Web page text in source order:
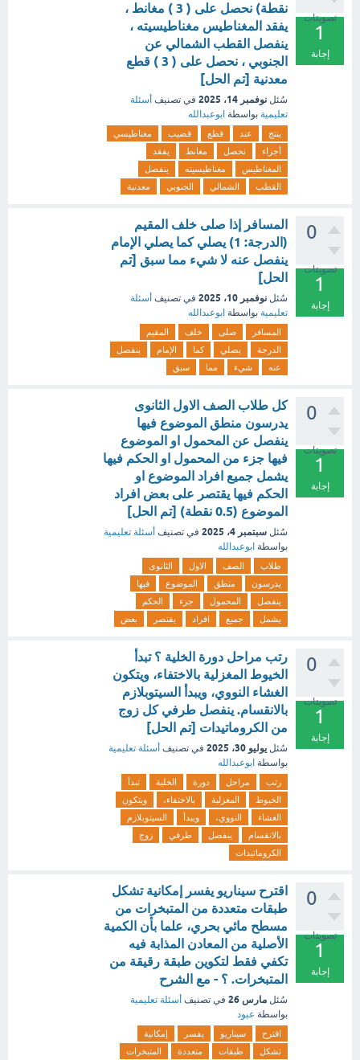
تصويتات
1
إجابة
نقطة) نحصل على ( 3 ) مغانط ،
يفقد المغناطيس مغناطيسيته ،
ينفصل القطب الشمالي عن
الجنوبي ، نحصل على ( 3 ) قطع
معدنية [تم الحل]
سُئل نوفمبر 14، 2025 في تصنيف أسئلة
تعليمية بواسطة ابوعبدالله
ينتج عند قطع قضيب
مغناطيسي
أجزاء
نحصل مغانط
يفقد
المغناطيس
مغناطيسيته
ينفصل
القطب
الشمالي الجنوبي معدنية
0
تصويتات
1
إجابة
المسافر إذا صلى خلف المقيم
(الدرجة: 1) يصلي كما يصلي الإمام
ينفصل عنه لا شيء مما سبق [تم
الحل]
سُئل نوفمبر 10، 2025 في تصنيف أسئلة
تعليمية بواسطة ابوعبدالله
المسافر صلى خلف
المقيم
الدرجة
يصلي كما الإمام
ينفصل
عنه
شيء مما سبق
0
تصويتات
1
إجابة
كل طلاب الصف الاول الثانوى
يدرسون منطق الموضوع فيها
ينفصل عن المحمول او الموضوع
فيها جزء من المحمول او الحكم فيها
يشمل جميع افراد الموضوع او
الحكم فيها يقتصر على بعض افراد
الموضوع (0.5 نقطة) [تم الحل]
سُئل سبتمبر 4، 2025 في تصنيف أسئلة تعليمية
بواسطة ابوعبدالله
طلاب الصف الاول
الثانوى
يدرسون
منطق الموضوع
فيها
ينفصل
المحمول جزء
الحكم
يشمل
جميع افراد يقتصر بعض
0
تصويتات
1
إجابة
رتب مراحل دورة الخلية ؟ تبدأ
الخيوط المغزلية بالاختفاء، ويتكون
الغشاء النووي، ويبدأ السيتوبلازم
بالانقسام. ينفصل طرفي كل زوج
من الكروماتيدات [تم الحل]
سُئل يوليو 30، 2025 في تصنيف أسئلة تعليمية
بواسطة ابوعبدالله
رتب مراحل دورة الخلية
تبدأ
الخيوط
المغزلية بالاختفاء،
ويتكون
الغشاء
النووي، ويبدأ
السيتوبلازم
بالانقسام
ينفصل طرفي
زوج
الكروماتيدات
0
تصويتات
1
إجابة
اقترح سيناريو يفسر إمكانية تشكل
طبقات متعددة من المتبخرات من
مسطح مائي بحري، علما بأن الكمية
الأصلية من المعادن المذابة فيه
تكفي فقط لتكوين طبقة رقيقة من
المتبخرات. ؟ - مع الشرح
سُئل مارس 26 في تصنيف أسئلة تعليمية
بواسطة عبود
اقترح سيناريو يفسر
إمكانية
تشكل
طبقات متعددة المتبخرات